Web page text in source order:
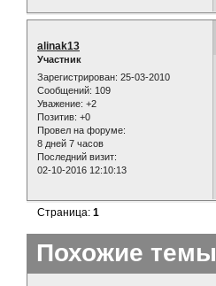
alinak13
Участник
Зарегистрирован: 25-03-2010
Сообщений: 109
Уважение: +2
Позитив: +0
Провел на форуме:
8 дней 7 часов
Последний визит:
02-10-2016 12:10:13
Страница:1
Похожие темы